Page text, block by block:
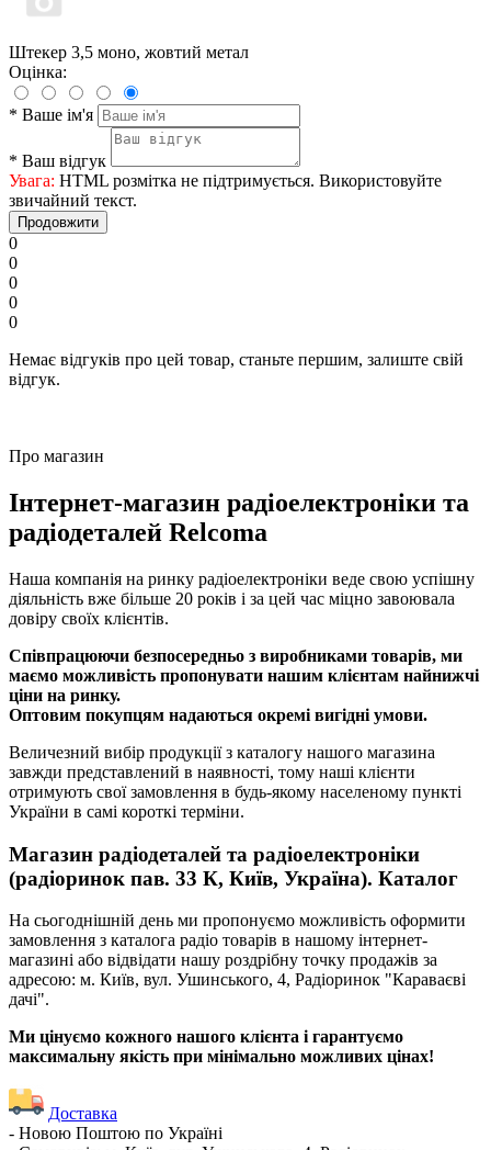
Штекер 3,5 моно, жовтий метал
Оцінка:
* Ваше ім'я
* Ваш відгук
Увага: HTML розмітка не підтримується. Використовуйте
звичайний текст.
Продовжити
0
0
0
0
0
Немає відгуків про цей товар, станьте першим, залиште свій
відгук.
Про магазин
Інтернет-магазин радіоелектроніки та
радіодеталей Relcoma
Наша компанія на ринку радіоелектроніки веде свою успішну
діяльність вже більше 20 років і за цей час міцно завоювала
довіру своїх клієнтів.
Співпрацюючи безпосередньо з виробниками товарів, ми
маємо можливість пропонувати нашим клієнтам найнижчі
ціни на ринку.
Оптовим покупцям надаються окремі вигідні умови.
Величезний вибір продукції з каталогу нашого магазина
завжди представлений в наявності, тому наші клієнти
отримують свої замовлення в будь-якому населеному пункті
України в самі короткі терміни.
Магазин радіодеталей та радіоелектроніки
(радіоринок пав. 33 К, Київ, Україна). Каталог
На сьогоднішній день ми пропонуємо можливість оформити
замовлення з каталога радіо товарів в нашому інтернет-
магазині або відвідати нашу роздрібну точку продажів за
адресою: м. Київ, вул. Ушинського, 4, Радіоринок "Караваєві
дачі".
Ми цінуємо кожного нашого клієнта і гарантуємо
максимальну якість при мінімально можливих цінах!
Доставка
- Новою Поштою по Україні